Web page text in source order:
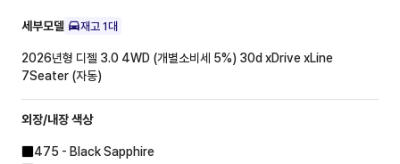
세부모델 재고 1대
2026년형 디젤 3.0 4WD (개별소비세 5%) 30d xDrive xLine
7Seater (자동)
외장/내장색상
475 - Black Sapphire